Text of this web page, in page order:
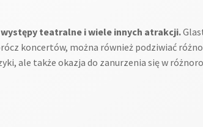
teatralne i wiele innych atrakcji.
koncertów, można również podziwiać
ale także okazja do zanurzenia się w